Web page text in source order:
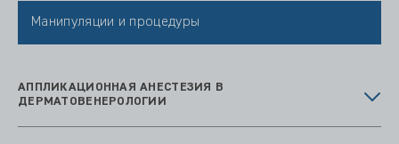
Манипуляции и процедуры
АППЛИКАЦИОННАЯ АНЕСТЕЗИЯ В
ДЕРМАТОВЕНЕРОЛОГИИ